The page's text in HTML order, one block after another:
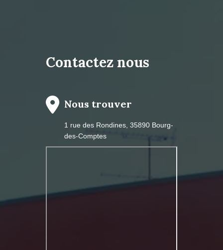
Contactez nous
Nous trouver
1 rue des Rondines, 35890 Bourg-
des-Comptes